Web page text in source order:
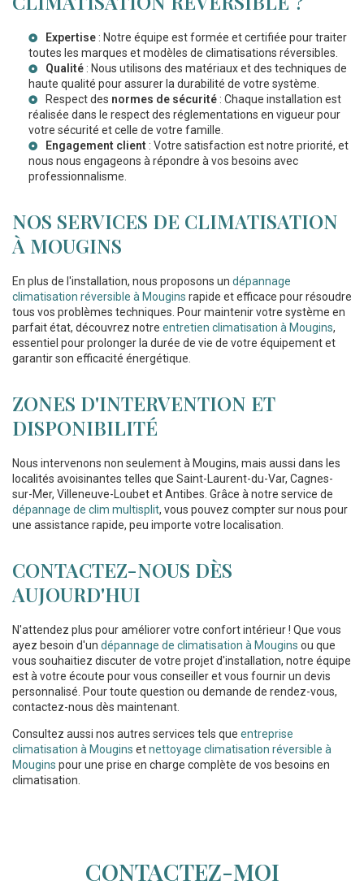
Expertise : Notre équipe est formée et certifiée pour traiter
toutes les marques et modèles de climatisations réversibles.
Qualité : Nous utilisons des matériaux et des techniques de
haute qualité pour assurer la durabilité de votre système.
Respect des normes de sécurité : Chaque installation est
réalisée dans le respect des réglementations en vigueur pour
votre sécurité et celle de votre famille.
Engagement client : Votre satisfaction est notre priorité, et
nous nous engageons à répondre à vos besoins avec
professionnalisme.
NOS SERVICES DE CLIMATISATION
À MOUGINS
En plus de l'installation, nous proposons un dépannage
climatisation réversible à Mougins rapide et efficace pour résoudre
tous vos problèmes techniques. Pour maintenir votre système en
parfait état, découvrez notre entretien climatisation à Mougins,
essentiel pour prolonger la durée de vie de votre équipement et
garantir son efficacité énergétique.
ZONES D'INTERVENTION ET
DISPONIBILITÉ
Nous intervenons non seulement à Mougins, mais aussi dans les
localités avoisinantes telles que Saint-Laurent-du-Var, Cagnes-
sur-Mer, Villeneuve-Loubet et Antibes. Grâce à notre service de
dépannage de clim multisplit, vous pouvez compter sur nous pour
une assistance rapide, peu importe votre localisation.
CONTACTEZ-NOUS DÈS
AUJOURD'HUI
N'attendez plus pour améliorer votre confort intérieur ! Que vous
ayez besoin d'un dépannage de climatisation à Mougins ou que
vous souhaitiez discuter de votre projet d'installation, notre équipe
est à votre écoute pour vous conseiller et vous fournir un devis
personnalisé. Pour toute question ou demande de rendez-vous,
contactez-nous dès maintenant.
Consultez aussi nos autres services tels que entreprise
climatisation à Mougins etnettoyage climatisation réversible à
Mougins pour une prise en charge complète de vos besoins en
climatisation.
CONTACTEZ-MOI